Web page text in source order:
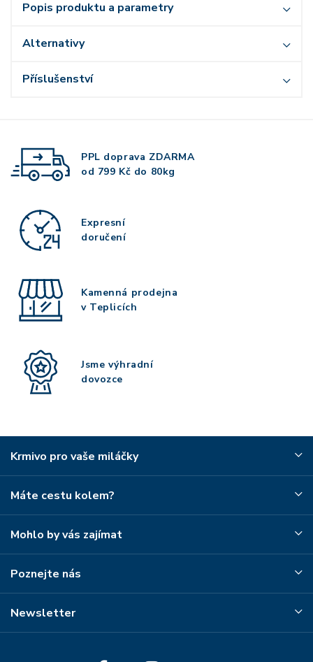
Popis produktu a parametry
Alternativy
Příslušenství
PPL doprava ZDARMA
od 799 Kč do 80kg
Expresní
doručení
Kamenná prodejna
v Teplicích
Jsme výhradní
dovozce
Krmivo pro vaše miláčky
Máte cestu kolem?
Mohlo by vás zajímat
Poznejte nás
Newsletter